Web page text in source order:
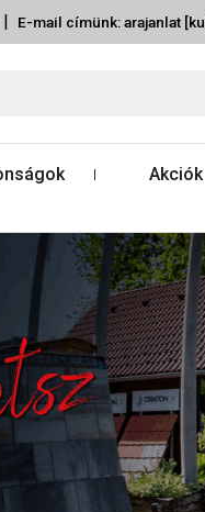
| E-mail címünk: arajanlat
Akciók